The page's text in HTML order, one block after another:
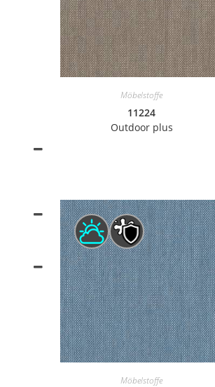
Möbelstoffe
11224
Outdoor plus
Möbelstoffe